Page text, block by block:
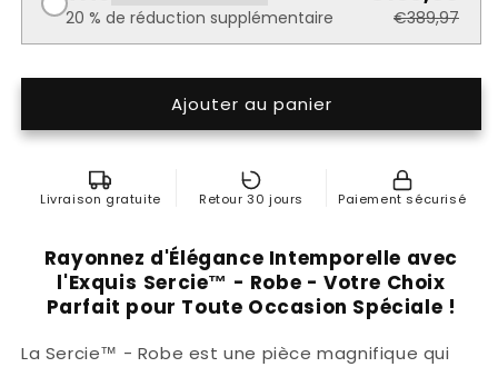
20 % de réduction supplémentaire €389,97
Ajouter au panier
Livraison gratuite Retour 30 jours Paiement sécurisé
Rayonnez d'Élégance Intemporelle avec
l'Exquis Sercie™ - Robe - Votre Choix
Parfait pour Toute Occasion Spéciale !
La Sercie™ - Robe est une pièce magnifique qui